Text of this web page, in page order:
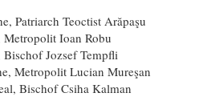
Patriarch Teoctist Arăpaşu
Ioan Robu
Jozsef Tempfli
Metropolit Lucian Mureşan
Bischof Csiha Kalman